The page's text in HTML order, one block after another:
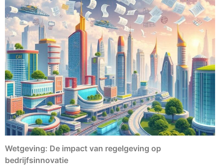
Wetgeving: De impact van regelgeving op
bedrijfsinnovatie